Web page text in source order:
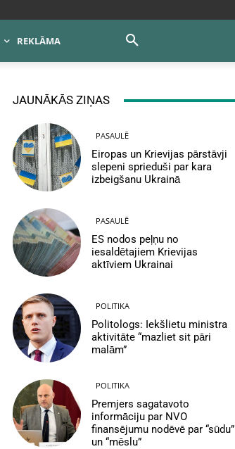
REKLĀMA
JAUNĀKĀS ZIŅAS
PASAULĒ
Eiropas un Krievijas pārstāvji
slepeni sprieduši par kara
izbeigšanu Ukrainā
PASAULĒ
ES nodos peļņu no
iesaldētajiem Krievijas
aktīviem Ukrainai
POLITIKA
Politologs: Iekšlietu ministra
aktivitāte “mazliet sit pāri
malām”
POLITIKA
Premjers sagatavoto
informāciju par NVO
finansējumu nodēvē par “sūdu”
un “mēslu”